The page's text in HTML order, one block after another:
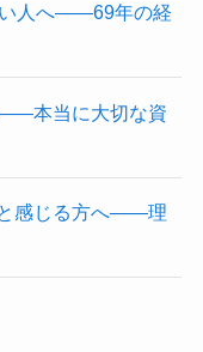
い人へ——69年の経
本当に大切な資
と感じる方へ——理